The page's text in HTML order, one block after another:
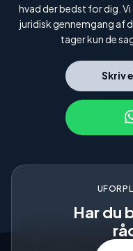
hvad der bedst for dig.
juridisk gennemgang af
tager kun de
Skriv
Har du